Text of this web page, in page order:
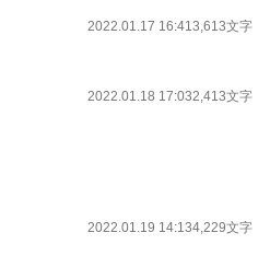
2022.01.17 16:413,613文字
2022.01.18 17:032,413文字
2022.01.19 14:134,229文字